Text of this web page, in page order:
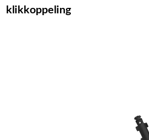
klikkoppeling